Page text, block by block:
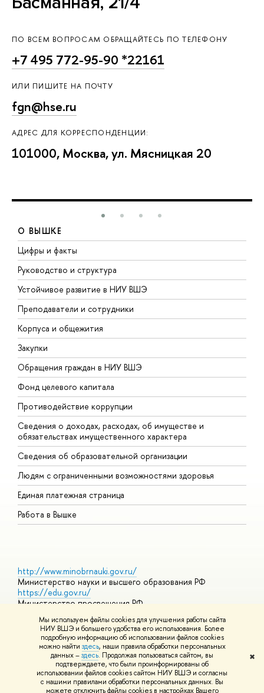
Мы используем файлы cookies для улучшения работы сайта
НИУ ВШЭ и большего удобства его использования. Более
подробную информацию об использовании файлов cookies
можно найти здесь, наши правила обработки персональных
данных –здесь. Продолжая пользоваться сайтом, вы
подтверждаете, что были проинформированы об
использовании файлов cookies сайтом НИУ ВШЭ и согласны
с нашими правилами обработки персональных данных. Вы
можете отключить файлы cookies в настройках Вашего
✖
ПО ВСЕМ ВОПРОСАМ ОБРАЩАЙТЕСЬ ПО ТЕЛЕФОНУ
+7 495 772-95-90 *22161
ИЛИ ПИШИТЕ НА ПОЧТУ
fgn@hse.ru
АДРЕС ДЛЯ КОРРЕСПОНДЕНЦИИ:
101000, Москва, ул. Мясницкая 20
О ВЫШКЕ
Цифры и факты
Руководство и структура
Устойчивое развитие в НИУ ВШЭ
Преподаватели и сотрудники
Корпуса и общежития
Закупки
Обращения граждан в НИУ ВШЭ
Фонд целевого капитала
Противодействие коррупции
Сведения о доходах, расходах, об имуществе и
обязательствах имущественного характера
Сведения об образовательной организации
Людям с ограниченными возможностями здоровья
Единая платежная страница
Работа в Вышке
http://www.minobrnauki.gov.ru/
Министерство науки и высшего образования РФ
https://edu.gov.ru/
Министерство просвещения РФ
https://elearning.hse.ru/mooc
Массовые открытые онлайн-курсы
© НИУ ВШЭ 1993–2026 Адреса и контактыУсловия
использования материалов Политика конфиденциальности
Шрифты HSE Sans и HSE Slab разработаны вШколе дизайна НИУ